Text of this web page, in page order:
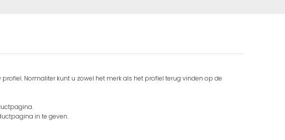
Normaliter kunt u zowel het merk als het profiel terug vinden op de
in te geven.